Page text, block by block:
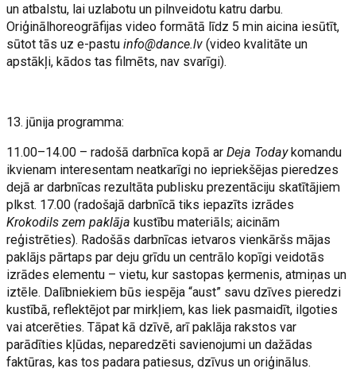
un atbalstu, lai uzlabotu un pilnveidotu katru darbu.
Oriģinālhoreogrāfijas video formātā līdz 5 min aicina iesūtīt,
sūtot tās uz e-pastu info@dance.lv (video kvalitāte un
apstākļi, kādos tas filmēts, nav svarīgi).
13. jūnija programma:
11.00–14.00 – radošā darbnīca kopā arDeja Todaykomandu
ikvienam interesentam neatkarīgi no iepriekšējas pieredzes
dejā ar darbnīcas rezultāta publisku prezentāciju skatītājiem
plkst. 17.00 (radošajā darbnīcā tiks iepazīts izrādes
Krokodils zem paklāja kustību materiāls; aicinām
reģistrēties). Radošās darbnīcas ietvaros vienkāršs mājas
paklājs pārtaps par deju grīdu un centrālo kopīgi veidotās
izrādes elementu – vietu, kur sastopas ķermenis, atmiņas un
iztēle. Dalībniekiem būs iespēja “aust” savu dzīves pieredzi
kustībā, reflektējot par mirkļiem, kas liek pasmaidīt, ilgoties
vai atcerēties. Tāpat kā dzīvē, arī paklāja rakstos var
parādīties kļūdas, neparedzēti savienojumi un dažādas
faktūras, kas tos padara patiesus, dzīvus un oriģinālus.